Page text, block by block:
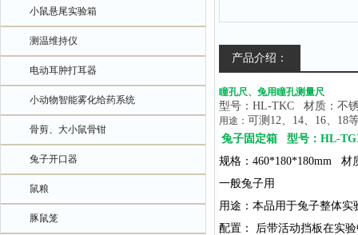
小鼠悬尾实验箱
测温维持仪
电动耳肿打耳器
小动物智能雾化给药系统
骨剪、大小鼠骨钳
兔子开口器
鼠粮
豚鼠笼
产品介绍：
瞳孔尺、兔用瞳孔测量尺
型号： HL-TKC 材质：不
用途： 可测 12、 14、 16、 18
兔子固定箱 型号：HL-
规格： 460*180*180mm 材
一般兔子用
用途：本品用于兔子整体
配置： 后带活动挡板在实